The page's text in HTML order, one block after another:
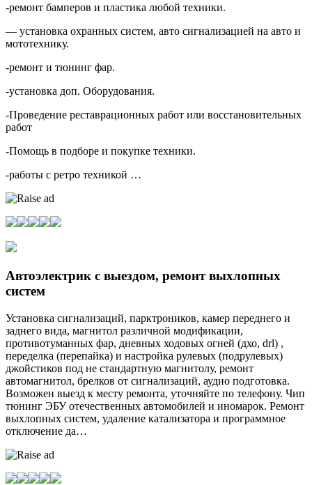
-ремонт бамперов и пластика любой техники.
— установка охранных систем, авто сигнализацией на авто и
мототехнику.
-ремонт и тюнинг фар.
-установка доп. Оборудования.
-Проведение реставрационных работ или восстановительных
работ
-Помощь в подборе и покупке техники.
-работы с ретро техникой …
Автоэлектрик с выездом, ремонт выхлопных
систем
Установка сигнализаций, парктроников, камер переднего и
заднего вида, магнитол различной модификации,
противотуманных фар, дневных ходовых огней (дхо, drl) ,
переделка (перепайка) и настройка рулевых (подрулевых)
джойстиков под не стандартную магнитолу, ремонт
автомагнитол, брелков от сигнализаций, аудио подготовка.
Возможен выезд к месту ремонта, уточняйте по телефону. Чип
тюнинг ЭБУ отечественных автомобилей и иномарок. Ремонт
выхлопных систем, удаление катализатора и программное
отключение да…